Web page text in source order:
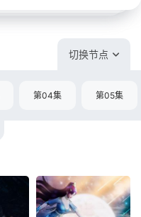
切换节点
第04集 第05集